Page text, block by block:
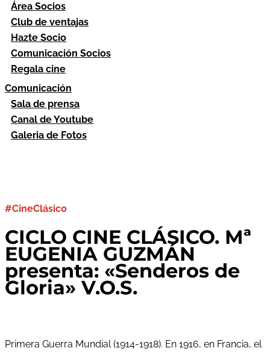
Área Socios
Club de ventajas
Hazte Socio
Comunicación Socios
Regala cine
Comunicación
Sala de prensa
Canal de Youtube
Galeria de Fotos
#CineClásico
CICLO CINE CLÁSICO. Mª
EUGENIA GUZMÁN
presenta: «Senderos de
Gloria» V.O.S.
Primera Guerra Mundial (1914-1918). En 1916, en Francia, el